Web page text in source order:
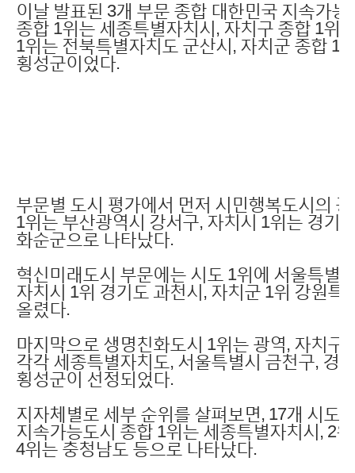
이날 발표된 3개 부문 종합 대한민국 지속가
종합 1위는 세종특별자치시, 자치구 종합 1위
1위는 전북특별자치도 군산시, 자치군 종합 1
횡성군이었다.
부문별 도시 평가에서 먼저 시민행복도시의
1위는 부산광역시 강서구, 자치시 1위는 경기
화순군으로 나타났다.
혁신미래도시 부문에는 시도 1위에 서울특별
자치시 1위 경기도 과천시, 자치군 1위 강원특
올렸다.
마지막으로 생명친화도시 1위는 광역, 자치구
각각 세종특별자치도, 서울특별시 금천구, 경
횡성군이 선정되었다.
지자체별로 세부 순위를 살펴보면, 17개 시도
지속가능도시 종합 1위는 세종특별자치시, 2
4위는 충청남도 등으로 나타났다.